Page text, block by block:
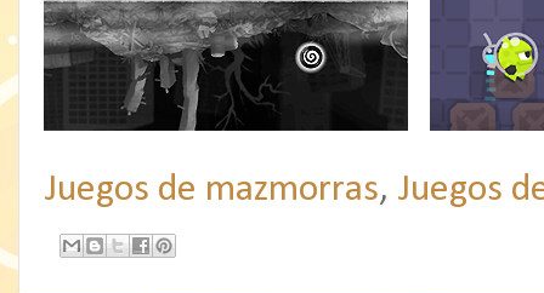
Juegos de mazmorras, Juegos